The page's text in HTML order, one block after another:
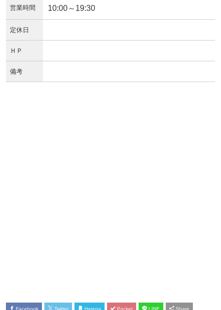
営業時間 10:00～19:30
定休日
ＨＰ
備考
Facebook Twitter Hatena Pocket LINE Share